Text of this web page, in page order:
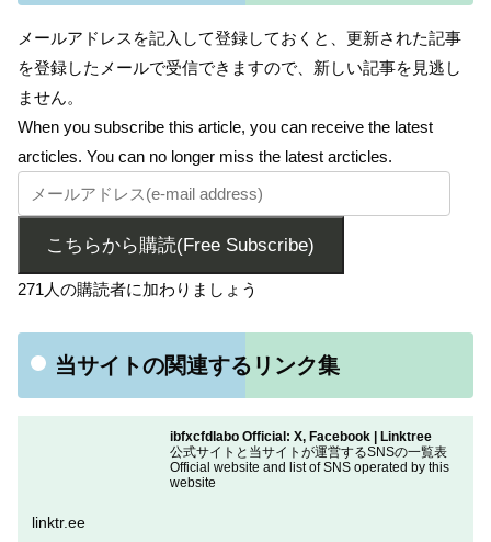
メールアドレスを記入して登録しておくと、更新された記事
を登録したメールで受信できますので、新しい記事を見逃し
ません。
When you subscribe this article, you can receive the latest
arcticles. You can no longer miss the latest arcticles.
こちらから購読(Free Subscribe)
271人の購読者に加わりましょう
当サイトの関連するリンク集
ibfxcfdlabo Official: X, Facebook | Linktree
公式サイトと当サイトが運営するSNSの一覧表
Official website and list of SNS operated by this
website
linktr.ee